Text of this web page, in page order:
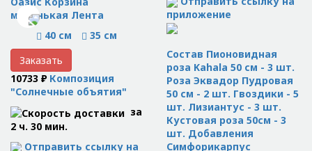
маленькая Лента
40 см
35 см
Заказать
10733 ₽ Композиция
"Солнечные объятия"
за
2 ч. 30 мин.
Отправить ссылку на
приложение
Состав Пионовидная
роза Kahala 50 см - 3 шт.
Роза Эквадор Пудровая
50 см - 2 шт. Гвоздики - 5
шт. Лизиантус - 3 шт.
Кустовая роза 50см - 3
шт. Добавления
Симфорикарпус